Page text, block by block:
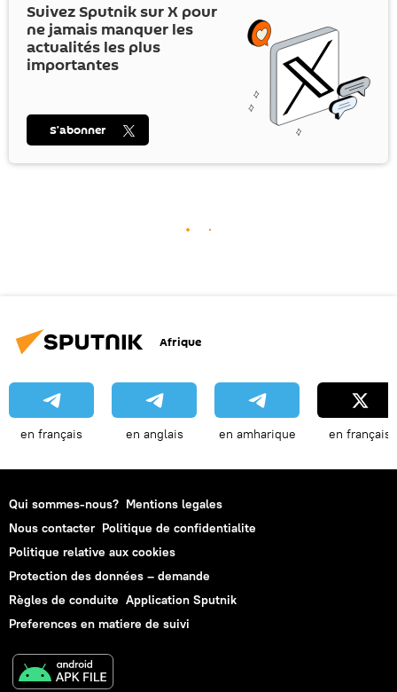
Suivez Sputnik surX pour
ne jamais manquer les
actualités les plus
importantes
S’abonner
Afrique
en français en anglais en amharique en français
Qui sommes-nous? Mentions legales
Nous contacter Politique de confidentialite
Politique relative aux cookies
Protection des données – demande
Règles de conduite Application Sputnik
Preferences en matiere de suivi